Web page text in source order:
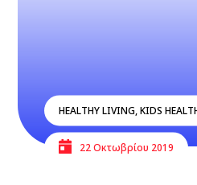
HEALTHY LIVING,KIDS
22 Οκτωβρίου 2019